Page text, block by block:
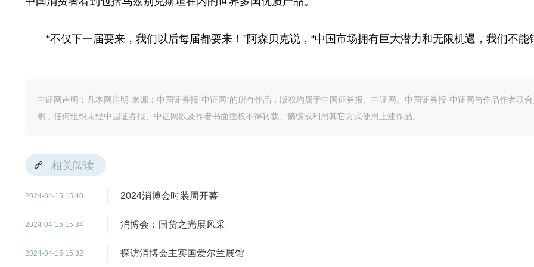
“不仅下一届要来，我们以后每届都要来！”阿森贝克说，“中国市场拥有巨大潜力和无限机遇，我们不能
中证网声明：凡本网注明“来源：中国证券报·中证网”的所有作品，版权均属于中国证券报、中证网。中国证券报·中证网与作品作者联
明，任何组织未经中国证券报、中证网以及作者书面授权不得转载、摘编或利用其它方式使用上述作品。
相关阅读
2024-04-15 15:40 2024消博会时装周开幕
2024-04-15 15:34 消博会：国货之光展风采
2024-04-15 15:32 探访消博会主宾国爱尔兰展馆